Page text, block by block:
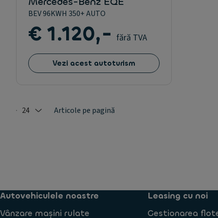
BEV 96KWH 350+ AUTO
€ 1.120,- fără TVA
Vezi acest autoturism
Selected: 24
24 Articole pe pagină
Autovehiculele noastre
Vânzare mașini rulate
Leasing cu noi
Gestionarea